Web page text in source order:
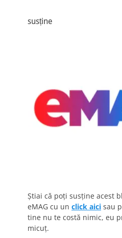
susține
Știai că poți susține acest
eMAG cu un click aici sau
tine nu te costă nimic, eu
micuț.